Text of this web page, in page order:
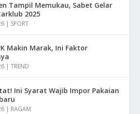
Tampil Memukau, Sabet Gelar
2025
| SPORT
Makin Marak, Ini Faktor
|TREND
Ini Syarat Wajib Impor Pakaian
| RAGAM